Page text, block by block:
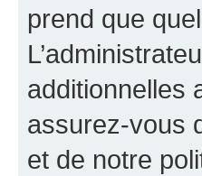
prend que
additionnelles
assurez-vous
et de notre